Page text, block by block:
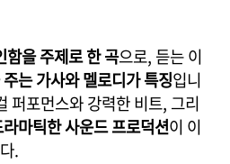
함을 주제로 한 곡으로, 듣는 이
는 가사와 멜로디가 특징입니
퍼포먼스와 강력한 비트, 그리
마틱한 사운드 프로덕션이 이
.